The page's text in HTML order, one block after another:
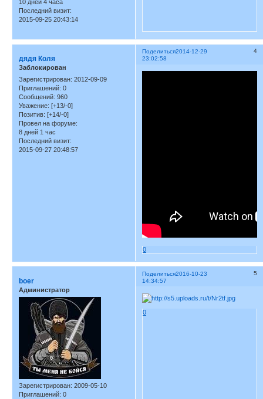
10 дней 4 часа
Последний визит:
2015-09-25 20:43:14
Поделиться 4
2014-12-29
23:02:58
дядя Коля
Заблокирован
Зарегистрирован: 2012-09-09
Приглашений: 0
Сообщений: 960
Уважение: [+13/-0]
Позитив: [+14/-0]
Провел на форуме:
8 дней 1 час
Последний визит:
2015-09-27 20:48:57
0
Поделиться 5
2016-10-23
14:34:57
boer
Администратор
Зарегистрирован: 2009-05-10
Приглашений: 0
0